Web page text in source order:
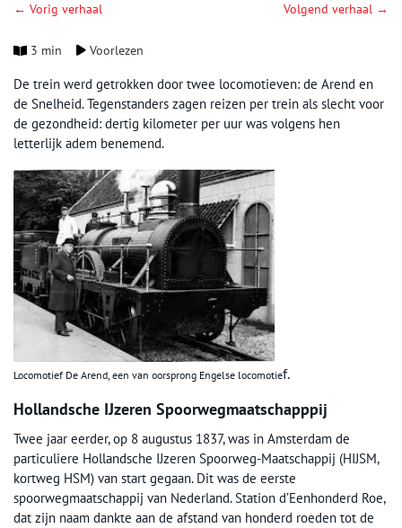
← Vorig verhaal Volgend verhaal →
3 min Voorlezen
De trein werd getrokken door twee locomotieven: de Arend en
de Snelheid. Tegenstanders zagen reizen per trein als slecht voor
de gezondheid: dertig kilometer per uur was volgens hen
letterlijk adem benemend.
Locomotief De Arend, een van oorsprong Engelse locomotief.
Hollandsche IJzeren Spoorwegmaatschapppij
Twee jaar eerder, op 8 augustus 1837, was in Amsterdam de
particuliere Hollandsche IJzeren Spoorweg-Maatschappij (HIJSM,
kortweg HSM) van start gegaan. Dit was de eerste
spoorwegmaatschappij van Nederland. Station d’Eenhonderd Roe,
dat zijn naam dankte aan de afstand van honderd roeden tot de